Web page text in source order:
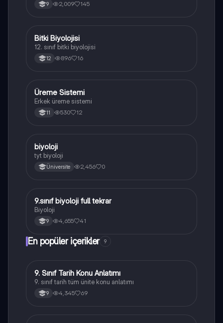
açıklanmaktadır.
9 2,009 145
Biyoloji
Bitki Biyolojisi
12. sınıf bitki biyolojisi
12 896 16
Biyoloji
Üreme Sistemi
Erkek üreme sistemi
11 530 12
BBiyoloji
biyoloji
tyt biyoloji
Üniversite 2,456 0
Biyoloji
9.sınıf biyoloji full tekrar
Biyoloji
9 4,655 41
En popüler içerikler 9
Tarih
9. Sınıf Tarih Konu Anlatımı
9. sınıf tarih tüm ünite konu anlatımı
9 4,345 69